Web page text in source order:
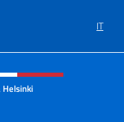
IT
e menù